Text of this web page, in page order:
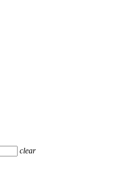
clear